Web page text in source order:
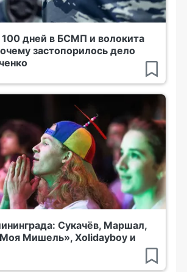
дней в БСМП и волокита
застопорилось дело
Сукачёв, Маршал,
Мишель», Xolidayboy и